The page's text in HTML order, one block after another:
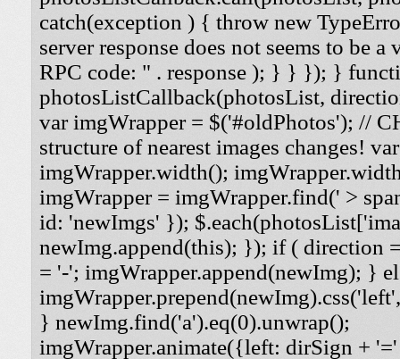
catch(exception ) { throw new
server response does not seems to be
RPC code: " . response ); } } }); }
photosListCallback(photosList,
var imgWrapper = $('#oldPhotos'); //
structure of nearest images changes!
imgWrapper.width();
imgWrapper = imgWrapper.find(' >
id: 'newImgs' });
newImg.append(this); }); if ( direction
= '-'; imgWrapper.append(newImg); }
} newImg.find('a').eq(0).unwrap();
imgWrapper.animate({left: dirSign +